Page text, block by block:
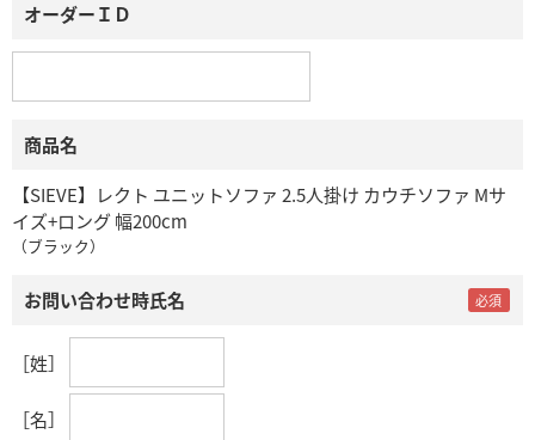
オーダーＩＤ
商品名
【SIEVE】レクト ユニットソファ 2.5人掛け カウチソファ Mサ
イズ+ロング 幅200cm
（ブラック）
お問い合わせ時氏名
［姓］
［名］